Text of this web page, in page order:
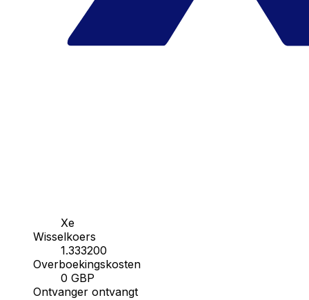
Xe
Wisselkoers
1.333200
Overboekingskosten
0 GBP
Ontvanger ontvangt